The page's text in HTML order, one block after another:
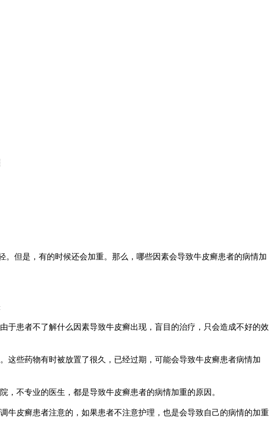
但是，有的时候还会加重。那么，哪些因素会导致牛皮癣患者的病情加
于患者不了解什么因素导致牛皮癣出现，盲目的治疗，只会造成不好的效
这些药物有时被放置了很久，已经过期，可能会导致牛皮癣患者病情加
，不专业的医生，都是导致牛皮癣患者的病情加重的原因。
牛皮癣患者注意的，如果患者不注意护理，也是会导致自己的病情的加重